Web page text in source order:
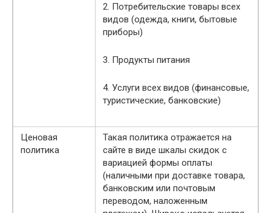
2. Потребительские товары всех
видов (одежда, книги, бытовые
приборы)
3. Продукты питания
4. Услуги всех видов (финансовые,
туристические, банковские)
Ценовая
политика
Такая политика отражается на
сайте в виде шкалы скидок с
вариацией формы оплаты
(наличными при доставке товара,
банковским или почтовым
переводом, наложенным